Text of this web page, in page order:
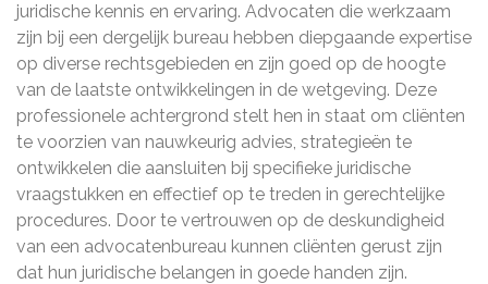
juridische kennis en ervaring. Advocaten die werkzaam
zijn bij een dergelijk bureau hebben diepgaande expertise
op diverse rechtsgebieden en zijn goed op de hoogte
van de laatste ontwikkelingen in de wetgeving. Deze
professionele achtergrond stelt hen in staat om cliënten
te voorzien van nauwkeurig advies, strategieën te
ontwikkelen die aansluiten bij specifieke juridische
vraagstukken en effectief op te treden in gerechtelijke
procedures. Door te vertrouwen op de deskundigheid
van een advocatenbureau kunnen cliënten gerust zijn
dat hun juridische belangen in goede handen zijn.